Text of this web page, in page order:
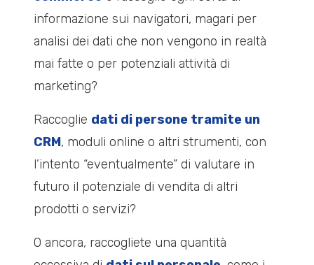
informazione sui navigatori, magari per
analisi dei dati che non vengono in realtà
mai fatte o per potenziali attività di
marketing?
Raccoglie dati di persone tramite un
CRM, moduli online o altri strumenti, con
l’intento “eventualmente” di valutare in
futuro il potenziale di vendita di altri
prodotti o servizi?
O ancora, raccogliete una quantità